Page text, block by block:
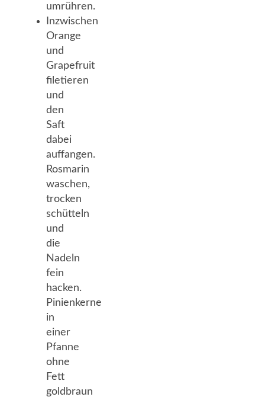
umrühren.
Inzwischen
Orange
und
Grapefruit
filetieren
und
den
Saft
dabei
auffangen.
Rosmarin
waschen,
trocken
schütteln
und
die
Nadeln
fein
hacken.
Pinienkerne
in
einer
Pfanne
ohne
Fett
goldbraun